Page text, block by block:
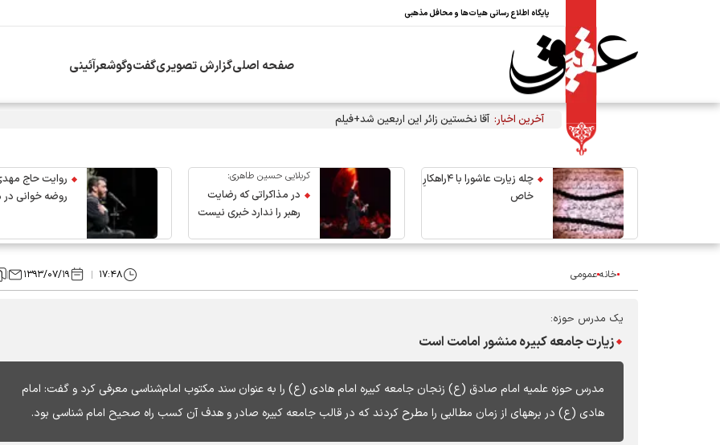
پایگاه اطلاع رسانی هیات‌ها و محافل مذهبی
صفحه اصلیگزارش تصویریگفت‌وگوشعرآئینی
آخرین اخبار: آقا نخستین زائر این اربعین شد+فیلم
چله زیارت عاشورا با ۴راهکارِ
خاص
کربلایی حسین طاهری:
در مذاکراتی که رضایت
رهبر را ندارد خبری نیست
روایت حاج
روضه خوانی
خانهعمومی ۱۷:۴۸ ۱۳۹۳/۰۷/۱۹
یک مدرس حوزه:
زیارت جامعه کبیره منشور امامت است
‌مدرس حوزه علمیه امام صادق (ع) زنجان جامعه کبیره امام هادی (ع) را به عنوان سند مکتوب امام‌شناسی معرفی کرد و گفت: امام
هادی (ع) در برهه‎ای از زمان مطالبی را مطرح کردند که در قالب جامعه کبیره صادر و هدف آن کسب راه صحیح امام شناسی بود.